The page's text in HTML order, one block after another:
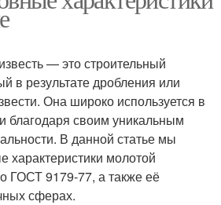
— это строительный
в результате дробления или
Она широко используется в
благодаря своим уникальным
В данной статье мы
характеристики молотой
ГОСТ 9179-77, а также её
сферах.